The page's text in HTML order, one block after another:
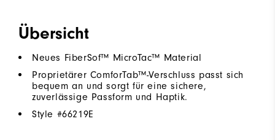
Übersicht
Neues FiberSof™ MicroTac™ Material
Proprietärer ComforTab™-Verschluss passt sich
bequem an und sorgt für eine sichere,
zuverlässige Passform und Haptik.
Style #66219E